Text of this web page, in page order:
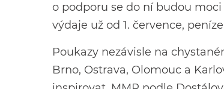
o podporu se do ní budou
výdaje už od 1. července,
Poukazy nezávisle na
Brno, Ostrava, Olomouc a